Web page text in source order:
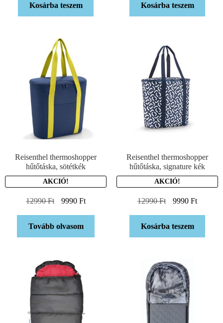
Kosárba teszem Kosárba teszem
Reisenthel thermoshopper
hűtőtáska, sötétkék
AKCIÓ!
12990Ft 9990 Ft
Tovább olvasom
Reisenthel thermoshopper
hűtőtáska, signature kék
AKCIÓ!
12990Ft 9990 Ft
Kosárba teszem